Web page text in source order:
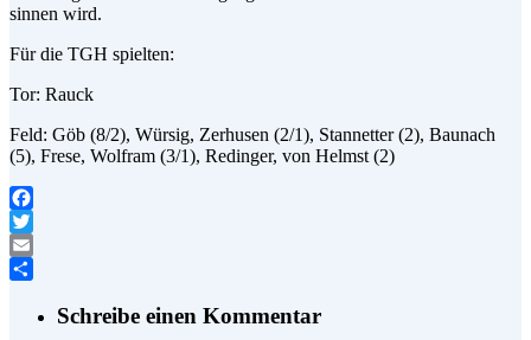
sinnen wird.
Für die TGH spielten:
Tor: Rauck
Feld: Göb (8/2), Würsig, Zerhusen (2/1), Stannetter (2), Baunach
(5), Frese, Wolfram (3/1), Redinger, von Helmst (2)
Facebook
Twitter
Email
Schreibe einen Kommentar